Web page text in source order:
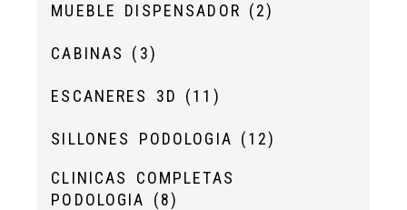
MUEBLE DISPENSADOR (2)
CABINAS (3)
ESCANERES 3D (11)
SILLONES PODOLOGIA (12)
CLINICAS COMPLETAS
PODOLOGIA (8)